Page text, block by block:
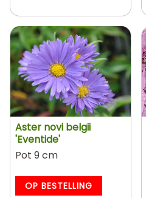
Aster novi belgii
'Eventide'
Pot 9 cm
OP BESTELLING